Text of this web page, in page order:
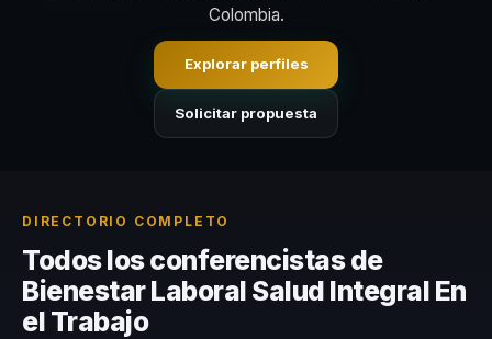
Colombia.
Explorar perfiles
Solicitar propuesta
DIRECTORIO COMPLETO
Todos los conferencistas de
Bienestar Laboral Salud Integral En
el Trabajo